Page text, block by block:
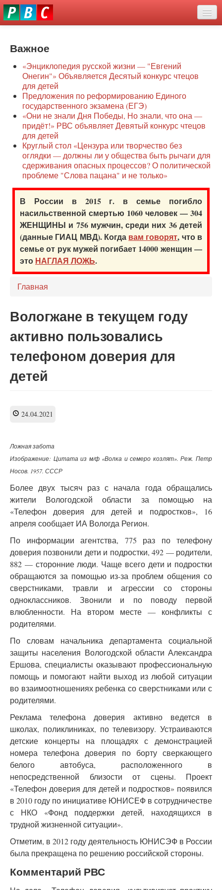
Перейти
к
О нас
Защита семей
Образование
Наше сопротивление
Регионы
Видео
Важное
«Энциклопедия русской жизни — "Евгений
Онегин"» Объявляется Десятый конкурс чтецов
для детей
Предложения по реформированию Единого
государственного экзамена (ЕГЭ)
«Они не знали Дня Победы, Но знали, что она —
придёт!» РВС объявляет Девятый конкурс чтецов
для детей
Круглый стол «Цензура или творчество без
оглядки — должны ли у общества быть рычаги для
сдерживания опасных процессов? О политической
проблеме "Слова пацана" и не только»
В России в 2015 г. в семье погибло
насильственной смертью 1060 человек — 304
ЖЕНЩИНЫ и 756 мужчин, среди них 36 детей
(данные ГИАЦ МВД). Когда вам говорят, что в
семье от рук мужей погибает 14000 женщин —
это НАГЛАЯ ЛОЖЬ.
Главная
Вологжане в текущем году
активно пользовались
телефоном доверия для
детей
24.04.2021
Ложная забота
Изображение: Цитата из м/ф «Волка и семеро козлят». Реж. Петр
Носов. 1957. СССР
Более двух тысяч раз с начала года обращались
жители Вологодской области за помощью на
«Телефон доверия для детей и подростков», 16
апреля сообщает ИА Вологда Регион.
По информации агентства, 775 раз по телефону
доверия позвонили дети и подростки, 492 — родители,
882 — сторонние люди. Чаще всего дети и подростки
обращаются за помощью из-за проблем общения со
сверстниками, травли и агрессии со стороны
одноклассников. Звонили и по поводу первой
влюбленности. На втором месте — конфликты с
родителями.
По словам начальника департамента социальной
защиты населения Вологодской области Александра
Ершова, специалисты оказывают профессиональную
помощь и помогают найти выход из любой ситуации
во взаимоотношениях ребенка со сверстниками или с
родителями.
Реклама телефона доверия активно ведется в
школах, поликлиниках, по телевизору. Устраиваются
детские концерты на площадях с демонстрацией
номера телефона доверия по борту сверкающего
белого автобуса, расположенного в
непосредственной близости от сцены. Проект
«Телефон доверия для детей и подростков» появился
в 2010 году по инициативе ЮНИСЕФ в сотрудничестве
с НКО «Фонд поддержки детей, находящихся в
трудной жизненной ситуации».
Отметим, в 2012 году деятельность ЮНИСЭФ в России
была прекращена по решению российской стороны.
Комментарий РВС